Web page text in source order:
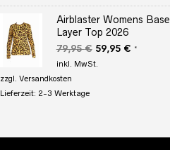
Airblaster Womens Base
Layer Top 2026
79,95€ Ursprünglicher
Preis
59,95 €Aktueller
*
inkl. MwSt.
zzgl. Versandkosten
Lieferzeit: 2-3 Werktage